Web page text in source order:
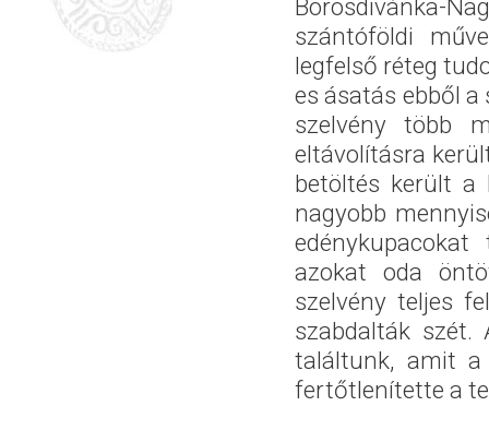
Borosdivánka-
szántóföldi
legfelső réteg
es ásatás ebből
szelvény több
eltávolításra
betöltés került a
nagyobb
azokat oda
szelvény teljes
szabdalták szét.
találtunk, amit a
fertőtlenítette a